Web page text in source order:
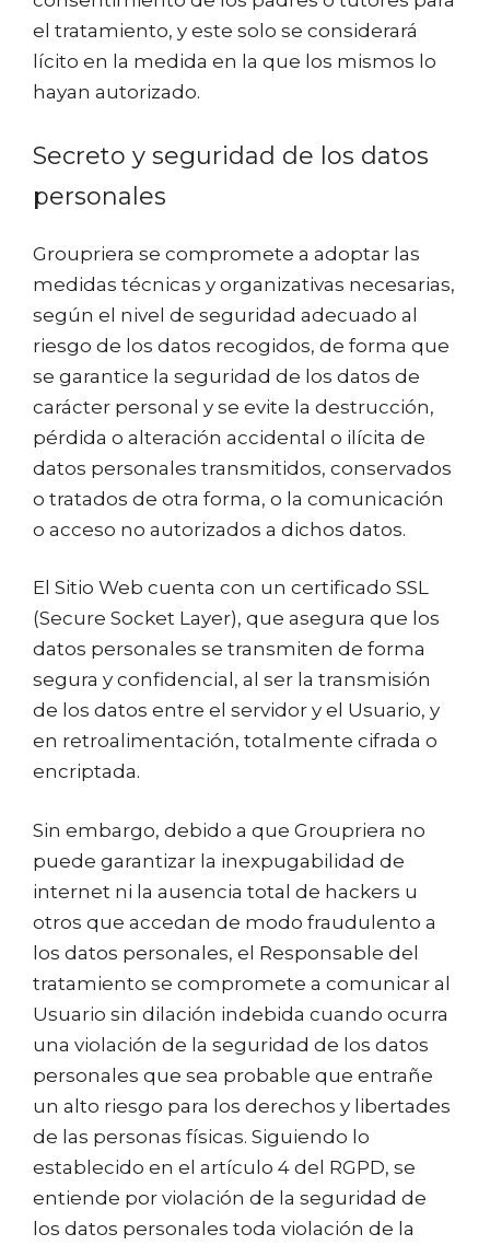
el tratamiento, y este solo se considerará
lícito en la medida en la que los mismos lo
hayan autorizado.
Secreto y seguridad de los datos
personales
Groupriera se compromete a adoptar las
medidas técnicas y organizativas necesarias,
según el nivel de seguridad adecuado al
riesgo de los datos recogidos, de forma que
se garantice la seguridad de los datos de
carácter personal y se evite la destrucción,
pérdida o alteración accidental o ilícita de
datos personales transmitidos, conservados
o tratados de otra forma, o la comunicación
o acceso no autorizados a dichos datos.
El Sitio Web cuenta con un certificado SSL
(Secure Socket Layer), que asegura que los
datos personales se transmiten de forma
segura y confidencial, al ser la transmisión
de los datos entre el servidor y el Usuario, y
en retroalimentación, totalmente cifrada o
encriptada.
Sin embargo, debido a que Groupriera no
puede garantizar la inexpugabilidad de
internet ni la ausencia total de hackers u
otros que accedan de modo fraudulento a
los datos personales, el Responsable del
tratamiento se compromete a comunicar al
Usuario sin dilación indebida cuando ocurra
una violación de la seguridad de los datos
personales que sea probable que entrañe
un alto riesgo para los derechos y libertades
de las personas físicas. Siguiendo lo
establecido en el artículo 4 del RGPD, se
entiende por violación de la seguridad de
los datos personales toda violación de la